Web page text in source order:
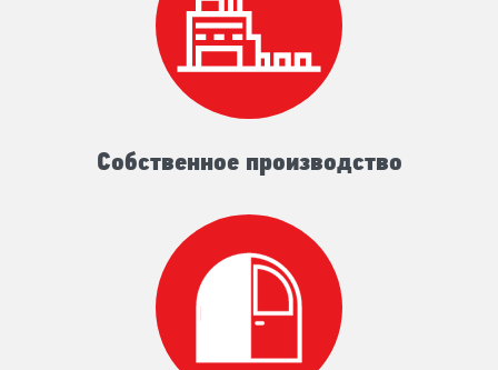
Собственное производство